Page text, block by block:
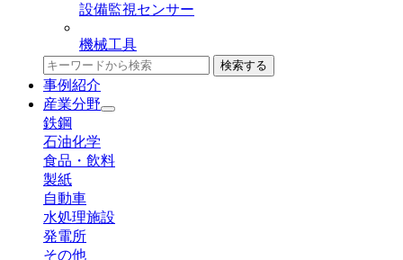
設備監視センサー
機械工具
検索する
事例紹介
産業分野
鉄鋼
石油化学
食品・飲料
製紙
自動車
水処理施設
発電所
その他